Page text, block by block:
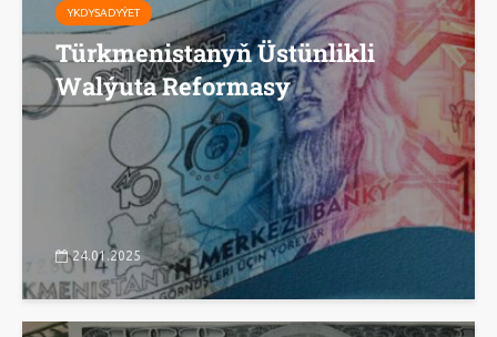
YKDYSADYÝET
Türkmenistanyň Üstünlikli
Walýuta Reformasy
24.01.2025